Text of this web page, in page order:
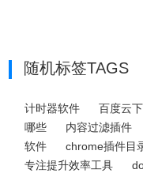
随机标签TAGS
计时器软件
百度云
哪些
内容过滤插件
软件
chrome插件目
专注提升效率工具